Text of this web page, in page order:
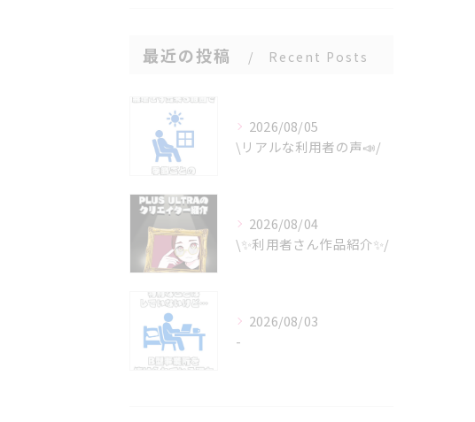
最近の投稿 Recent Posts
2026/08/05
\リアルな利用者の声📣/
2026/08/04
\✨利用者さん作品紹介✨/
2026/08/03
-